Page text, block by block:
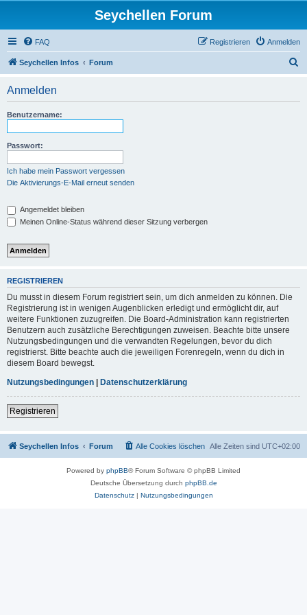
Seychellen Forum
FAQ Anmelden
Registrieren
Seychellen Infos Forum
Anmelden
Benutzername:
Passwort:
Ich habe mein Passwort vergessen
Die Aktivierungs-E-Mail erneut senden
Angemeldet bleiben
Meinen Online-Status während dieser Sitzung verbergen
REGISTRIEREN
Du musst in diesem Forum registriert sein, um dich anmelden zu können. Die
Registrierung ist in wenigen Augenblicken erledigt und ermöglicht dir, auf
weitere Funktionen zuzugreifen. Die Board-Administration kann registrierten
Benutzern auch zusätzliche Berechtigungen zuweisen. Beachte bitte unsere
Nutzungsbedingungen und die verwandten Regelungen, bevor du dich
registrierst. Bitte beachte auch die jeweiligen Forenregeln, wenn du dich in
diesem Board bewegst.
Nutzungsbedingungen | Datenschutzerklärung
Registrieren
Seychellen Infos Forum Alle Zeiten sind UTC+02:00
Alle Cookies löschen
Powered by phpBB® Forum Software © phpBB Limited
Deutsche Übersetzung durch phpBB.de
Datenschutz| Nutzungsbedingungen